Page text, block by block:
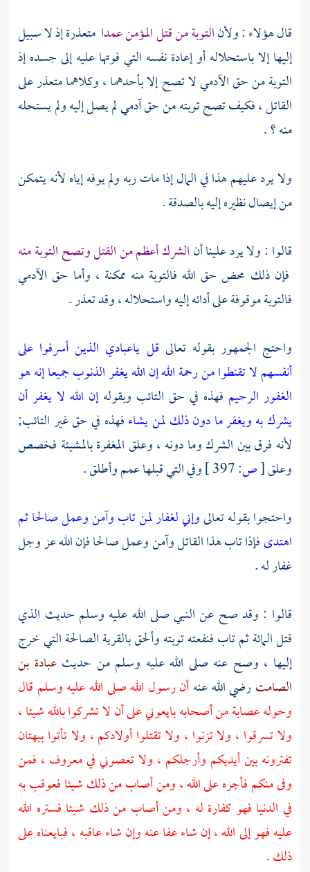
قال هؤلاء : ولأنالتوبة من قتل المؤمن عمدا متعذرة إذ لا سبيل
إليها إلا باستحلاله أو إعادة نفسه التي فوتها عليه إلى جسده إذ
التوبة من حق الآدمي لا تصح إلا بأحدهما ، وكلاهما متعذر على
القاتل ، فكيف تصح توبته من حق آدمي لم يصل إليه ولم يستحله
منه ؟ .
ولا يرد عليهم هذا في المال إذا مات ربه ولم يوفه إياه لأنه يتمكن
من إيصال نظيره إليه بالصدقة .
قالوا : ولا يرد علينا أنالشرك أعظم من القتل وتصح التوبة منه
فإن ذلك محض حق الله فالتوبة منه ممكنة ، وأما حق الآدمي
فالتوبة موقوفة على أدائه إليه واستحلاله ، وقد تعذر .
واحتج الجمهور بقوله تعالى قل ياعبادي الذين أسرفوا على
أنفسهم لا تقنطوا من رحمة الله إن الله يغفر الذنوب جميعا إنه هو
الغفور الرحيم فهذه في حق التائب وبقولهإن الله لا يغفر أن
يشرك به ويغفر ما دون ذلك لمن يشاءفهذه في حق غير التائب;
لأنه فرق بين الشرك وما دونه ، وعلق المغفرة بالمشيئة فخصص
وعلق[ص:
وفي التي قبلها عمم وأطلق .
واحتجوا بقوله تعالىوإني لغفار لمن تاب وآمن وعمل صالحا ثم
اهتدىفإذا تاب هذا القاتل وآمن وعمل صالحا فإن الله عز وجل
غفار له .
قالوا : وقد صح عن النبي صلى الله عليه وسلم حديث الذي
قتل المائة ثم تاب فنفعته توبته وألحق بالقرية الصالحة التي خرج
إليها ، وصح عنه صلى الله عليه وسلم من حديثعبادة بن
الصامترضي الله عنهأن رسول الله صلى الله عليه وسلم قال
وحوله عصابة من أصحابه بايعوني على أن لا تشركوا بالله شيئا ،
ولا تسرقوا ، ولا تزنوا ، ولا تقتلوا أولادكم ، ولا تأتوا ببهتان
تفترونه بين أيديكم وأرجلكم ، ولا تعصوني في معروف ، فمن
وفى منكم فأجره على الله ، ومن أصاب من ذلك شيئا فعوقب به
في الدنيا فهو كفارة له ، ومن أصاب من ذلك شيئا فستره الله
عليه فهو إلى الله ، إن شاء عفا عنه وإن شاء عاقبه ، فبايعناه على
ذلك.